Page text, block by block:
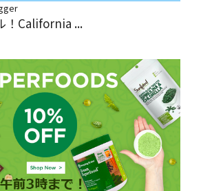
！California ...